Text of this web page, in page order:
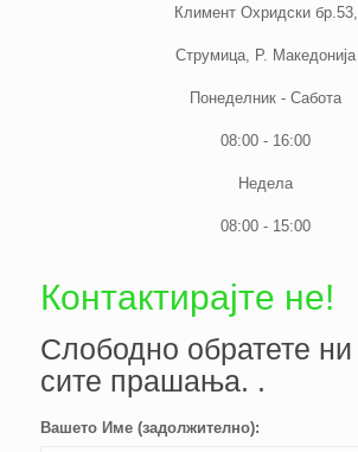
Климент Охридски бр.53,
Струмица, Р. Македонија
Понеделник - Сабота
08:00 - 16:00
Недела
08:00 - 15:00
Контактирајте не!
Слободно обратете ни
сите прашања. .
Вашето Име (задолжително):